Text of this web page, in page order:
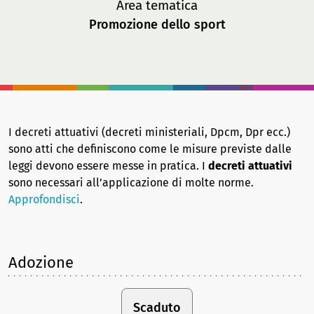
Area tematica
Promozione dello sport
I decreti attuativi (decreti ministeriali, Dpcm, Dpr ecc.)
sono atti che definiscono come le misure previste dalle
leggi devono essere messe in pratica. I decreti attuativi
sono necessari all’applicazione di molte norme.
Approfondisci.
Adozione
Scaduto